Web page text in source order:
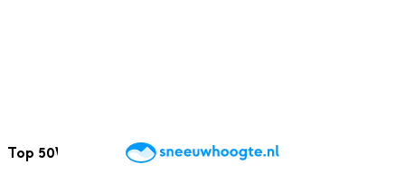
Top 50Webcams WintersportweerKaarten